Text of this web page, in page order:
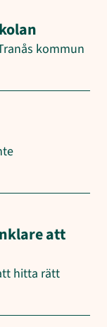
kommun
att
hitta rätt